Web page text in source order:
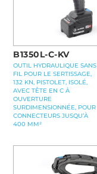
B1350L-C-KV
OUTIL HYDRAULIQUE SANS
FIL POUR LE SERTISSAGE,
132 KN, PISTOLET, ISOLÉ,
AVEC TÊTE EN C À
OUVERTURE
SURDIMENSIONNÉE, POUR
CONNECTEURS JUSQU’À
400 MM²